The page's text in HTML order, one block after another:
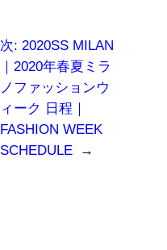
次:2020SS MILAN
｜2020年春夏ミラ
ノファッションウ
ィーク 日程｜
FASHION WEEK
SCHEDULE
→